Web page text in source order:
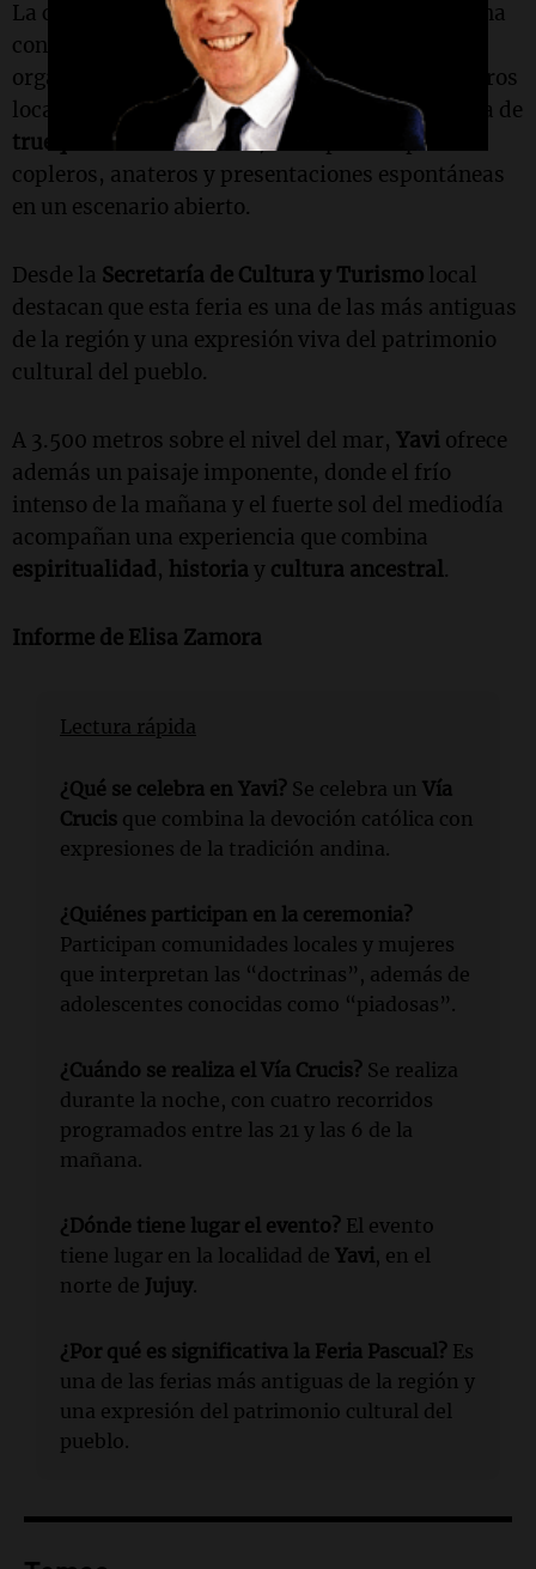
La celebración continúa durante el fin de semana
con otra tradición histórica: la
organizada por productores, artesanos y alfareros
locales. Allí se mantiene vivo el antiguo sistema de
trueque
o “cambalache”, acompañado por
copleros, anateros y presentaciones espontáneas
en un escenario abierto.
Desde la Secretaría de Cultura y Turismo local
destacan que esta feria es una de las más antiguas
de la región y una expresión viva del patrimonio
cultural del pueblo.
A 3.500 metros sobre el nivel del mar, Yavi ofrece
además un paisaje imponente, donde el frío
intenso de la mañana y el fuerte sol del mediodía
acompañan una experiencia que combina
espiritualidad , historia y cultura ancestral.
Informe de Elisa Zamora
Lectura rápida
¿Qué se celebra en Yavi? Se celebra un Vía
Crucis que combina la devoción católica con
expresiones de la tradición andina.
¿Quiénes participan en la ceremonia?
Participan comunidades locales y mujeres
que interpretan las “doctrinas”, además de
adolescentes conocidas como “piadosas”.
¿Cuándo se realiza el Vía Crucis? Se realiza
durante la noche, con cuatro recorridos
programados entre las 21 y las 6 de la
mañana.
¿Dónde tiene lugar el evento? El evento
tiene lugar en la localidad de Yavi, en el
norte de Jujuy.
¿Por qué es significativa la Feria Pascual? Es
una de las ferias más antiguas de la región y
una expresión del patrimonio cultural del
pueblo.